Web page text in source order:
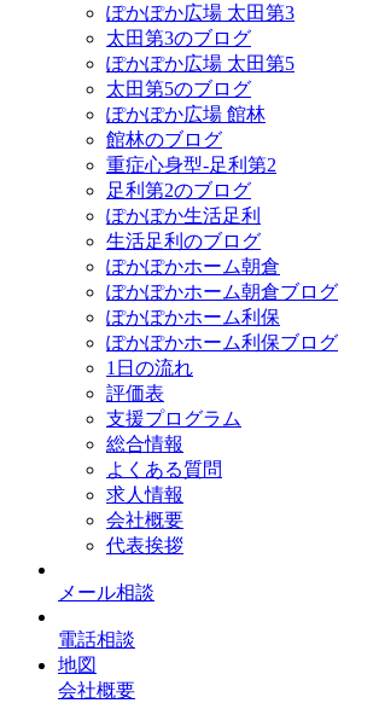
ぽかぽか広場 太田第3
太田第3のブログ
ぽかぽか広場 太田第5
太田第5のブログ
ぽかぽか広場 館林
館林のブログ
重症心身型-足利第2
足利第2のブログ
ぽかぽか生活足利
生活足利のブログ
ぽかぽかホーム朝倉
ぽかぽかホーム朝倉ブログ
ぽかぽかホーム利保
ぽかぽかホーム利保ブログ
1日の流れ
評価表
支援プログラム
総合情報
よくある質問
求人情報
会社概要
代表挨拶
メール相談
電話相談
地図
会社概要